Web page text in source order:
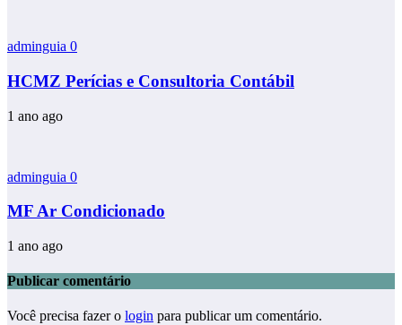
adminguia 0
HCMZ Perícias e Consultoria Contábil
1 ano ago
adminguia 0
MF Ar Condicionado
1 ano ago
Publicar comentário
Você precisa fazer o login para publicar um comentário.